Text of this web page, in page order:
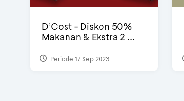
D’Cost - Diskon 50%
Makanan & Ekstra 2 ...
Periode 17 Sep 2023